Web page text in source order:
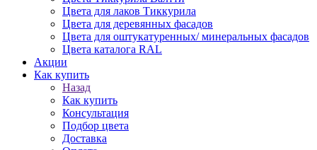
Цвета для лаков Тиккурила
Цвета для деревянных фасадов
Цвета для оштукатуренных/ минеральных фасадов
Цвета каталога RAL
Акции
Как купить
Назад
Как купить
Консультация
Подбор цвета
Доставка